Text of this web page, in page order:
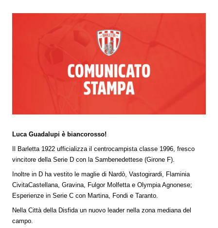
Luca Guadalupi è biancorosso!
Il Barletta 1922 ufficializza il centrocampista classe 1996, fresco
vincitore della Serie D con la Sambenedettese (Girone F).
Inoltre in D ha vestito le maglie di Nardò, Vastogirardi, Flaminia
CivitaCastellana, Gravina, Fulgor Molfetta e Olympia Agnonese;
Esperienze in Serie C con Martina, Fondi e Taranto.
Nella Città della Disfida un nuovo leader nella zona mediana del
campo.